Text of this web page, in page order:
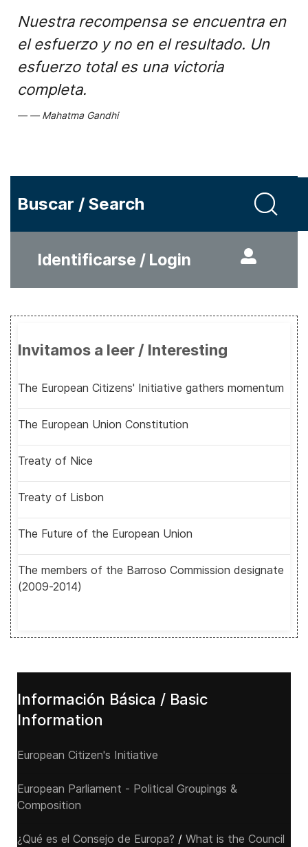
Nuestra recompensa se encuentra en
el esfuerzo y no en el resultado. Un
esfuerzo total es una victoria
completa.
Mahatma Gandhi
Buscar / Search
Identificarse / Login
Invitamos a leer / Interesting
The European Citizens' Initiative gathers momentum
The European Union Constitution
Treaty of Nice
Treaty of Lisbon
The Future of the European Union
The members of the Barroso Commission designate
(2009-2014)
Información Básica / Basic
Information
European Citizen's Initiative
European Parliament - Political Groupings &
Composition
¿Qué es el Consejo de Europa? / What is the Council